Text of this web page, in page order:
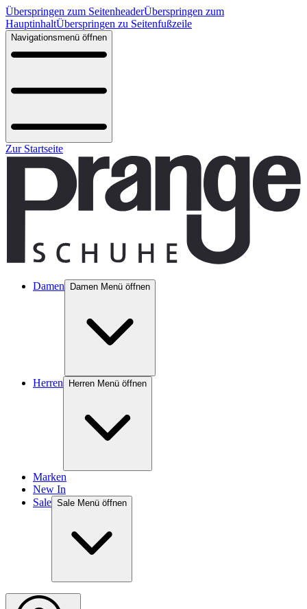
Überspringen zum SeitenheaderÜberspringen zum
HauptinhaltÜberspringen zu Seitenfußzeile
Navigationsmenü öffnen
Zur Startseite
Damen Damen Menü öffnen
Herren Herren Menü öffnen
Marken
New In
Sale Sale Menü öffnen